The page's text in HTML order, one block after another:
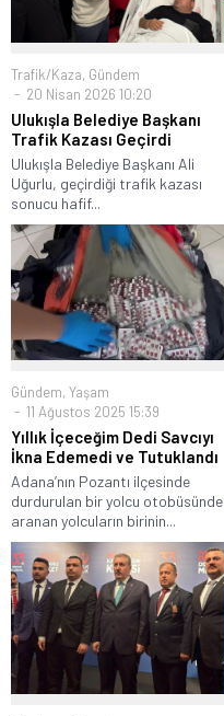
Trafik/Kaza, Gündem
20 Nisan 2026 10:20
Ulukışla Belediye Başkanı
Trafik Kazası Geçirdi
Ulukışla Belediye Başkanı Ali
Uğurlu, geçirdiği trafik kazası
sonucu hafif...
Gündem, Yaşam
11 Ağustos 2025 15:39
Yıllık İçeceğim Dedi Savcıyı
İkna Edemedi ve Tutuklandı
Adana’nın Pozantı ilçesinde
durdurulan bir yolcu otobüsünde
aranan yolcuların birinin...